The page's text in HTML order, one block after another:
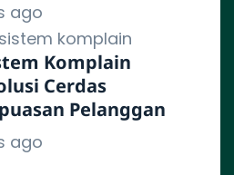
ago
Komplain
Cerdas
Pelanggan
ago